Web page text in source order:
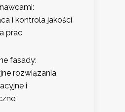
i kontrola jakości
prac
fasady:
rozwiązania
i